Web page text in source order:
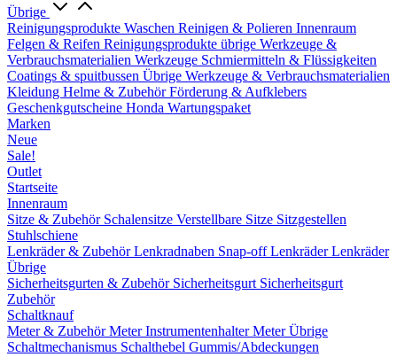
Übrige
Reinigungsprodukte Waschen Reinigen & Polieren Innenraum
Felgen & Reifen Reinigungsprodukte übrige Werkzeuge &
Verbrauchsmaterialien Werkzeuge Schmiermitteln & Flüssigkeiten
Coatings & spuitbussen Übrige Werkzeuge & Verbrauchsmaterialien
Kleidung Helme & ZubehörFörderung & Aufklebers
Geschenkgutscheine Honda Wartungspaket
Marken
Neue
Sale!
Outlet
Startseite
Innenraum
Sitze & Zubehör Schalensitze Verstellbare Sitze Sitzgestellen
Stuhlschiene
Lenkräder & ZubehörLenkradnaben Snap-offLenkräderLenkräder
Übrige
Sicherheitsgurten & Zubehör Sicherheitsgurt Sicherheitsgurt
Zubehör
Schaltknauf
Meter & ZubehörMeterInstrumentenhalterMeter Übrige
Schaltmechanismus Schalthebel Gummis/Abdeckungen